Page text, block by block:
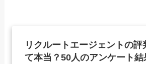
リクルートエージェントの評
て本当？50人のアンケート